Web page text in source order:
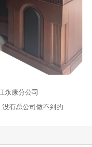
永康分公司
有总公司做不到的